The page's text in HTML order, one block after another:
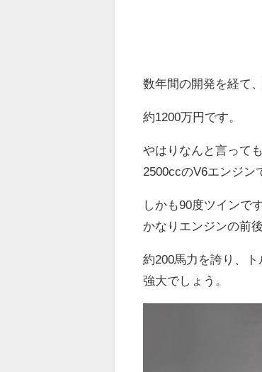
数年間の開発を経て
約1200万円です。
やはりなんと言って
2500ccのV6エンジン
しかも90度ツインで
かなりエンジンの前
約200馬力を誇り、ト
強大でしょう。